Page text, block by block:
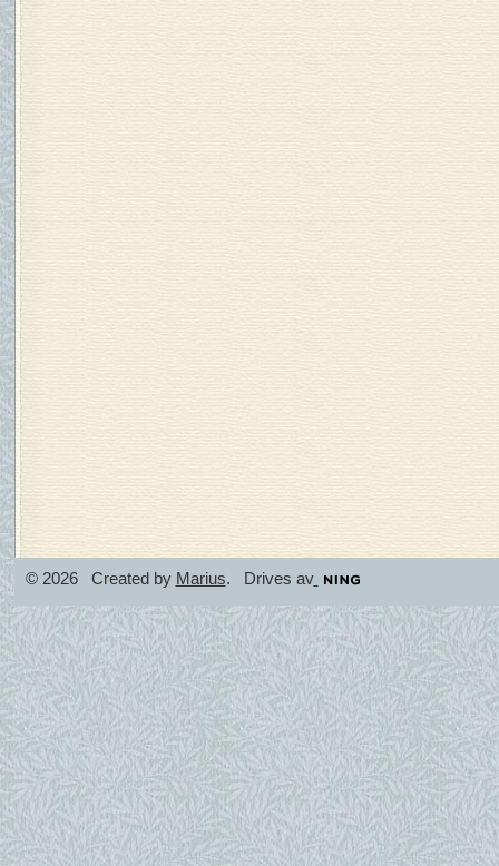
© 2026 Created by Marius. Drives av